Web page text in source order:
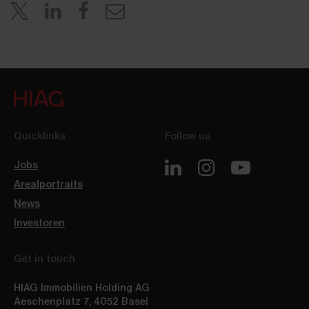
Quicklinks
Jobs
Arealportraits
News
Investoren
Follow us
Get in touch
HIAG Immobilien Holding AG
Aeschenplatz 7, 4052 Basel